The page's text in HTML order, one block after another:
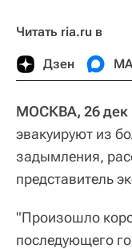
Читать ria.ru в
Дзен
МОСКВА, 26
эвакуируют из
задымления,
представитель
"Произошло
последующего